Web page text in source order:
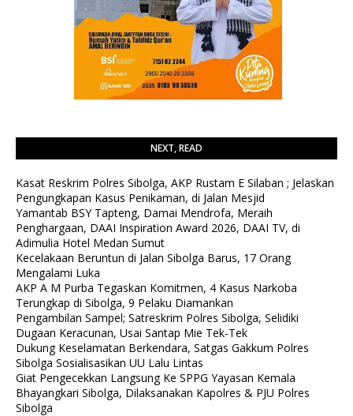
NEXT, READ
Kasat Reskrim Polres Sibolga, AKP Rustam E Silaban ; Jelaskan
Pengungkapan Kasus Penikaman, di Jalan Mesjid
Yamantab BSY Tapteng, Damai Mendrofa, Meraih
Penghargaan, DAAI Inspiration Award 2026, DAAI TV, di
Adimulia Hotel Medan Sumut
Kecelakaan Beruntun di Jalan Sibolga Barus, 17 Orang
Mengalami Luka
AKP A M Purba Tegaskan Komitmen, 4 Kasus Narkoba
Terungkap di Sibolga, 9 Pelaku Diamankan
Pengambilan Sampel; Satreskrim Polres Sibolga, Selidiki
Dugaan Keracunan, Usai Santap Mie Tek-Tek
Dukung Keselamatan Berkendara, Satgas Gakkum Polres
Sibolga Sosialisasikan UU Lalu Lintas
Giat Pengecekkan Langsung Ke SPPG Yayasan Kemala
Bhayangkari Sibolga, Dilaksanakan Kapolres & PJU Polres
Sibolga